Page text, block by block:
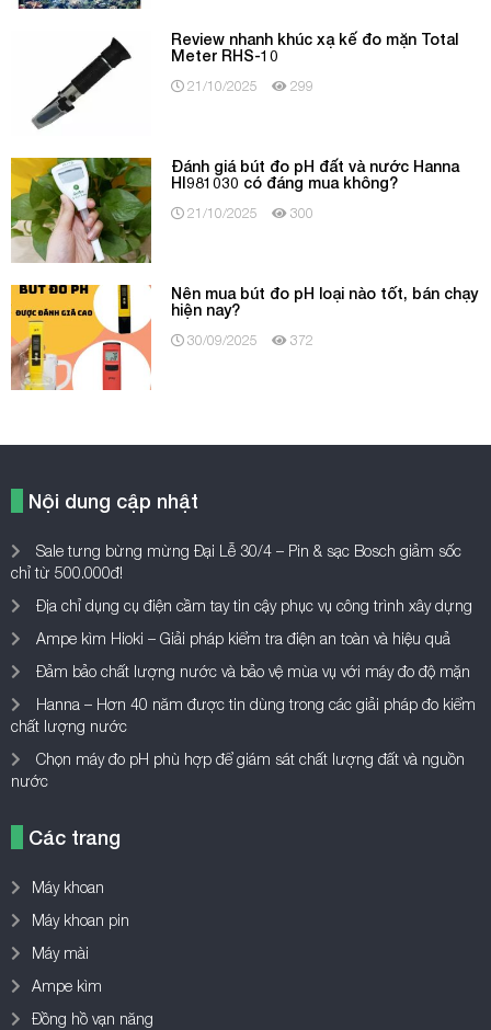
Review nhanh khúc xạ kế đo mặn Total
Meter RHS-10
21/10/2025 299
Đánh giá bút đo pH đất và nước Hanna
HI981030 có đáng mua không?
21/10/2025 300
Nên mua bút đo pH loại nào tốt, bán chạy
hiện nay?
30/09/2025 372
Nội dung cập nhật
Sale tưng bừng mừng Đại Lễ 30/4 – Pin & sạc Bosch giảm sốc
chỉ từ 500.000đ!
Địa chỉ dụng cụ điện cầm tay tin cậy phục vụ công trình xây dựng
Ampe kìm Hioki – Giải pháp kiểm tra điện an toàn và hiệu quả
Đảm bảo chất lượng nước và bảo vệ mùa vụ với máy đo độ mặn
Hanna – Hơn 40 năm được tin dùng trong các giải pháp đo kiểm
chất lượng nước
Chọn máy đo pH phù hợp để giám sát chất lượng đất và nguồn
nước
Các trang
Máy khoan
Máy khoan pin
Máy mài
Ampe kìm
Đồng hồ vạn năng